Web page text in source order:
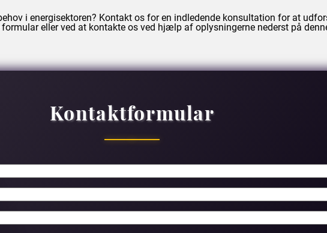
i energisektoren? Kontakt os for en indledende konsultation for at
eller ved at kontakte os ved hjælp af oplysningerne nederst på
Kontaktformular